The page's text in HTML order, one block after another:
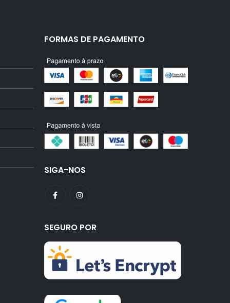
FORMAS DE PAGAMENTO
SIGA-NOS
SEGURO POR